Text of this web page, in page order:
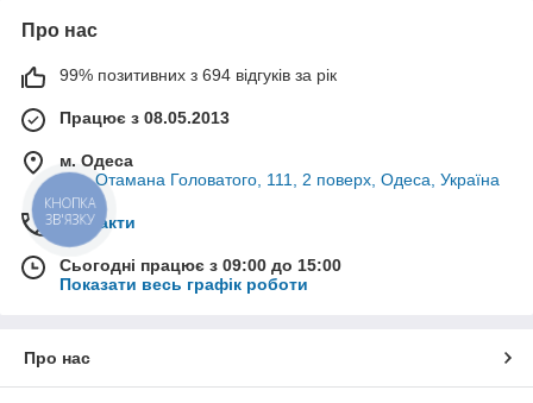
Про нас
99% позитивних з 694 відгуків за рік
Працює з 08.05.2013
м. Одеса
вул. Отамана Головатого, 111, 2 поверх, Одеса, Україна
Контакти
Сьогодні працює з 09:00 до 15:00
Показати весь графік роботи
Про нас
КНОПКА
ЗВ'ЯЗКУ